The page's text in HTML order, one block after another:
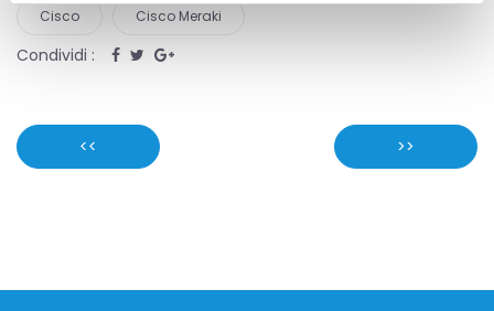
Cisco Cisco Meraki
Condividi :
<< >>